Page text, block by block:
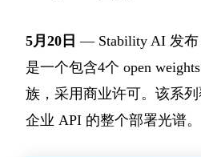
5月20日 — Stability AI 发布
是一个包含4个 open
族，采用商业许可。该系
企业 API 的整个部署光谱。